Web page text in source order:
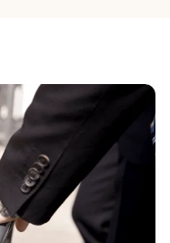
虎ノ門
浜松町